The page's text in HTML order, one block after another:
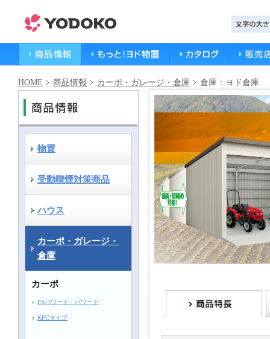
HOME 商品情報 カーポ・ガレージ・倉庫 倉庫：ヨド倉庫
物置
受動喫煙対策商品
ハウス
カーポ・ガレージ・
倉庫
カーポ
PSパワード・パワード
KFCタイプ